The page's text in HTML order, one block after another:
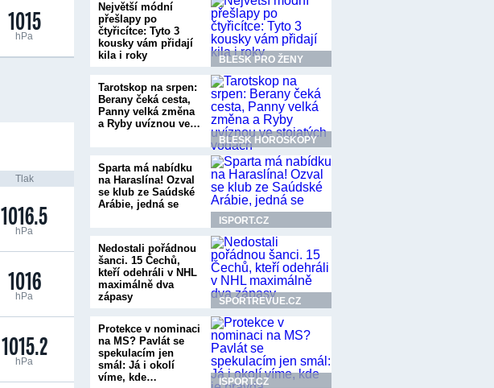
1015
hPa
Tlak
1016.5
hPa
1016
hPa
1015.2
hPa
Největší módní
přešlapy po
čtyřicítce: Tyto 3
kousky vám přidají
kila i roky
BLESK PRO ŽENY
Tarotskop na srpen:
Berany čeká cesta,
Panny velká změna
a Ryby uvíznou ve…
BLESK HOROSKOPY
Sparta má nabídku
na Haraslína! Ozval
se klub ze Saúdské
Arábie, jedná se
ISPORT.CZ
Nedostali pořádnou
šanci. 15 Čechů,
kteří odehráli v NHL
maximálně dva
zápasy
SPORTREVUE.CZ
Protekce v nominaci
na MS? Pavlát se
spekulacím jen
smál: Já i okolí
víme, kde…
ISPORT.CZ